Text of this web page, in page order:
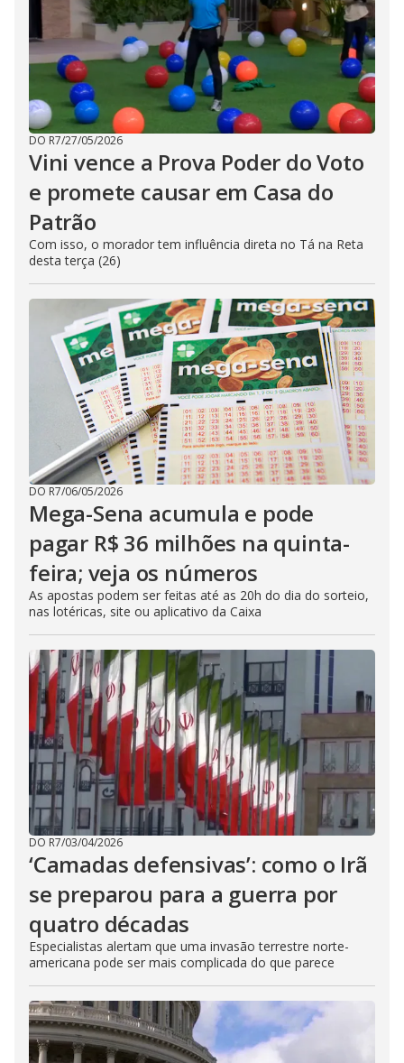
DO R7/27/05/2026
Vini vence a Prova Poder do Voto
e promete causar em Casa do
Patrão
Com isso, o morador tem influência direta no Tá na Reta
desta terça (26)
DO R7/06/05/2026
Mega-Sena acumula e pode
pagar R$ 36 milhões na quinta-
feira; veja os números
As apostas podem ser feitas até as 20h do dia do sorteio,
nas lotéricas, site ou aplicativo da Caixa
DO R7/03/04/2026
‘Camadas defensivas’: como o Irã
se preparou para a guerra por
quatro décadas
Especialistas alertam que uma invasão terrestre norte-
americana pode ser mais complicada do que parece